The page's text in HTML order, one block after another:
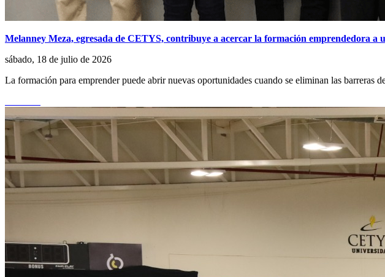
Melanney Meza, egresada de CETYS, contribuye a acercar la formación emprendedora a
sábado, 18 de julio de 2026
La formación para emprender puede abrir nuevas oportunidades cuando se eliminan las barreras